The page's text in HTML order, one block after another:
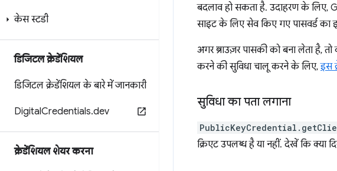
केस स्टडी
डिजिटल क्रेडेंशियल
डिजिटल क्रेडेंशियल के बारे में जानकारी
DigitalCredentials.dev
क्रेडेंशियल शेयर करना
बदलाव हो सकता है. उदाहरण के लिए,
साइट के लिए सेव किए गए पासवर्ड का
अगर ब्राउज़र पासकी को बना लेता है,
करने की सुविधा चालू करने के लिए,इस
सुविधा का पता लगाना
क्रिएट उपलब्ध है या नहीं. देखें कि क्या